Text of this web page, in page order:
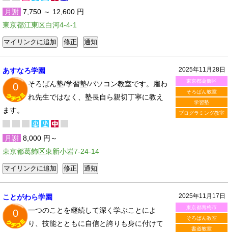
月謝 7,750 ～ 12,600 円
東京都江東区白河4-4-1
2025年11月28日
東京都葛飾区
そろばん教室
学習塾
プログラミング教室
あすなろ学園
0
そろばん塾/学習塾/パソコン教室です。雇わ
れ先生ではなく、塾長自ら親切丁寧に教え
ます。
月謝 8,000 円～
東京都葛飾区東新小岩7-24-14
2025年11月17日
東京都青梅市
そろばん教室
書道教室
ことがわら学園
0
一つのことを継続して深く学ぶことによ
り、技能とともに自信と誇りも身に付けて